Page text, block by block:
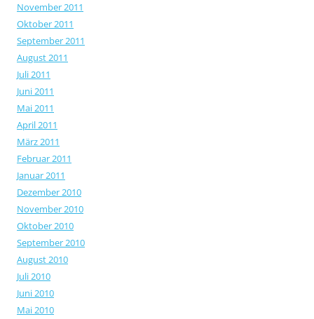
November 2011
Oktober 2011
September 2011
August 2011
Juli 2011
Juni 2011
Mai 2011
April 2011
März 2011
Februar 2011
Januar 2011
Dezember 2010
November 2010
Oktober 2010
September 2010
August 2010
Juli 2010
Juni 2010
Mai 2010